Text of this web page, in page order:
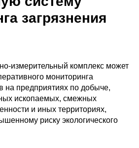
загрязнения
измерительный комплекс может
мониторинга
на предприятиях по добыче,
ископаемых, смежных
и иных территориях,
риску экологического